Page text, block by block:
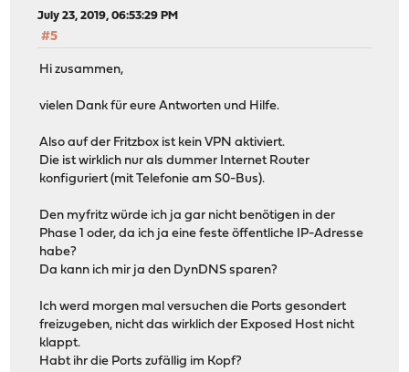
July 23, 2019, 06:53:29 PM
#5
Hi zusammen,
vielen Dank für eure Antworten und Hilfe.
Also auf der Fritzbox ist kein VPN aktiviert.
Die ist wirklich nur als dummer Internet Router
konfiguriert (mit Telefonie am S0-Bus).
Den myfritz würde ich ja gar nicht benötigen in der
Phase 1 oder, da ich ja eine feste öffentliche IP-Adresse
habe?
Da kann ich mir ja den DynDNS sparen?
Ich werd morgen mal versuchen die Ports gesondert
freizugeben, nicht das wirklich der Exposed Host nicht
klappt.
Habt ihr die Ports zufällig im Kopf?